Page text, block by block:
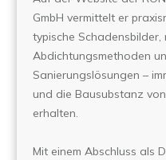
GmbH vermittelt er
typische Schadensbilder,
Abdichtungsmethoden
Sanierungslösungen –
und die Bausubstanz
erhalten.
Mit einem Abschluss als